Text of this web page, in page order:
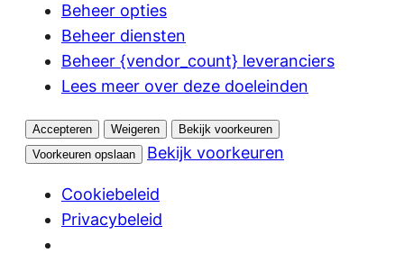
Beheer opties
Beheer diensten
Beheer {vendor_count} leveranciers
Lees meer over deze doeleinden
Accepteren Weigeren
Bekijk voorkeuren
Voorkeuren opslaan
Bekijk voorkeuren
Cookiebeleid
Privacybeleid